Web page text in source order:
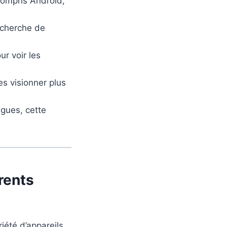
de
voir les
visionner plus
cette